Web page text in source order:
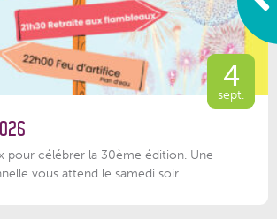
4
sept.
pour célébrer la 30ème édition. Une
vous attend le samedi soir...